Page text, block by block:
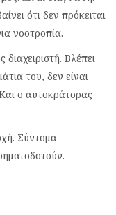
ότι δεν πρόκειται
νοοτροπία.
Βλέπει
του, δεν είναι
Και ο αυτοκράτορας
Σύντομα